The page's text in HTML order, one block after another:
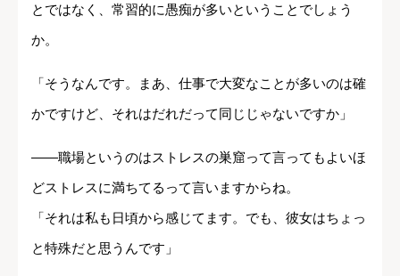
とではなく、常習的に愚痴が多いということでしょう
か。
「そうなんです。まあ、仕事で大変なことが多いのは確
かですけど、それはだれだって同じじゃないですか」
――職場というのはストレスの巣窟って言ってもよいほ
どストレスに満ちてるって言いますからね。
「それは私も日頃から感じてます。でも、彼女はちょっ
と特殊だと思うんです」